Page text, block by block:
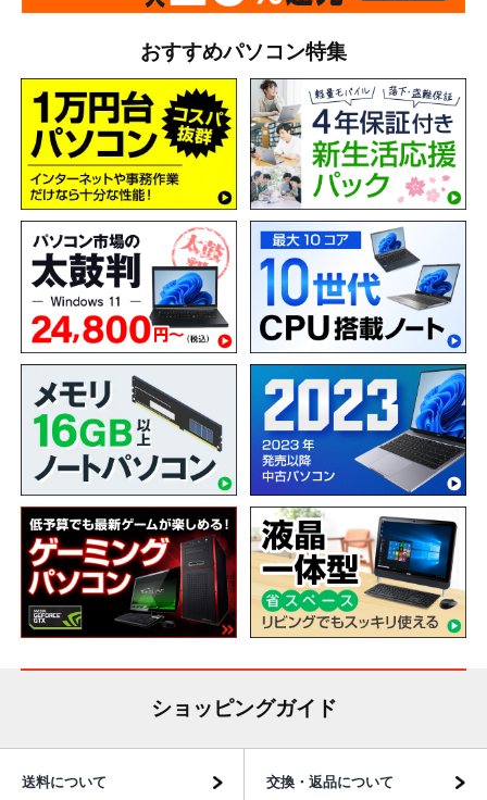
おすすめパソコン特集
ショッピングガイド
送料について 交換・返品について